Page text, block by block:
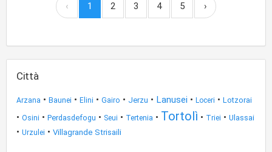
‹ 1 2 3 4 5 ›
Città
Arzana • Baunei • Elini • Gairo • Jerzu • Lanusei • Loceri • Lotzorai
• Osini • Perdasdefogu • Seui • Tertenia • Tortolì • Triei • Ulassai
• Urzulei • Villagrande Strisaili